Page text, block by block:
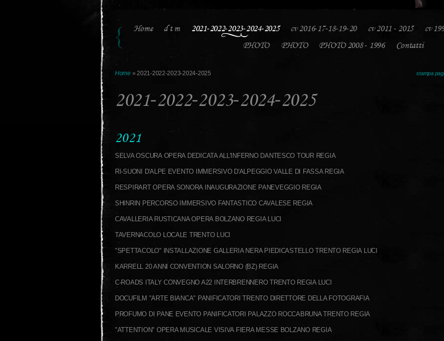
Home d t m 2021-2022-2023-2024-2025 cv 2016-17-18-19-20 cv 2011 - 2015
cv
PHOTO
PHOTO PHOTO 2008 - 1996 Contatti
Home» 2021-2022-2023-2024-2025
2021-2022-2023-2024-2025
stampa
2021
SELVA OSCURA OPERA DEDICATA ALL'INFERNO DANTESCO TOUR REGIA
RI-SUONI D'ALPE EVENTO IMMERSIVO D'ALPEGGIO VALLE DI FASSA REGIA
RESPIRART OPERA SONORA INAUGURAZIONE PANEVEGGIO REGIA
SHINRIN PERCORSO IMMERSIVO FANTASTICO CAVALESE REGIA
CAVALLERIA RUSTICANA OPERA BOLZANO REGIA LUCI
TAVERNACOLO LOCALE TRENTO LUCI
"SPETTACOLO" INSTALLAZIONE GALLERIA NERA PIEDICASTELLO TRENTO REGIA LUCI
KARRELL 20 ANNI CONVENTION SALORNO (BZ) REGIA
C-ROADS ITALY CONVEGNO A22 INTERBRENNERO TRENTO REGIA LUCI
DOCUFILM "ARTE BIANCA" PANIFICATORI TRENTO DIRETTORE DELLA FOTOGRAFIA
PROFUMO DI PANE EVENTO PANIFICATORI PALAZZO ROCCABRUNA TRENTO REGIA
"ATTENTION" OPERA MUSICALE VISIVA FIERA MESSE BOLZANO REGIA